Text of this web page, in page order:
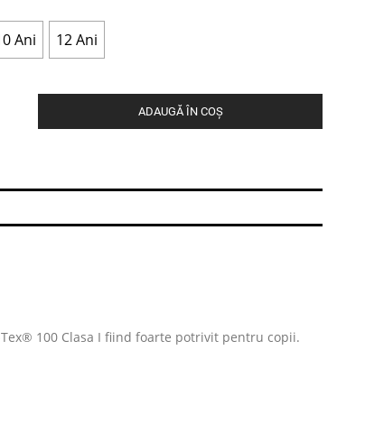
Ani 12 Ani
ADAUGĂ ÎN COȘ
100 Clasa I fiind foarte potrivit pentru copii.